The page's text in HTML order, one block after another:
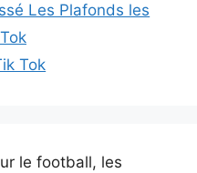
Les Plafonds les
Tok
le football, les